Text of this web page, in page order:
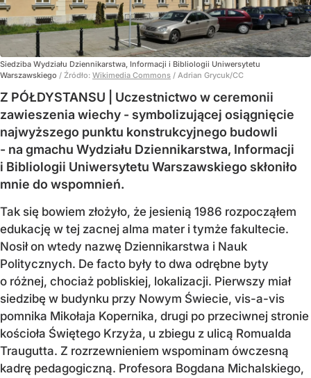
Siedziba Wydziału Dziennikarstwa, Informacji i Bibliologii Uniwersytetu
Warszawskiego / Źródło: Wikimedia Commons / Adrian Grycuk/CC
Z PÓŁDYSTANSU | Uczestnictwo w ceremonii
zawieszenia wiechy - symbolizującej osiągnięcie
najwyższego punktu konstrukcyjnego budowli
- na gmachu Wydziału Dziennikarstwa, Informacji
i Bibliologii Uniwersytetu Warszawskiego skłoniło
mnie do wspomnień.
Tak się bowiem złożyło, że jesienią 1986 rozpocząłem
edukację w tej zacnej alma mater i tymże fakultecie.
Nosił on wtedy nazwę Dziennikarstwa i Nauk
Politycznych. De facto były to dwa odrębne byty
o różnej, chociaż pobliskiej, lokalizacji. Pierwszy miał
siedzibę w budynku przy Nowym Świecie, vis-a-vis
pomnika Mikołaja Kopernika, drugi po przeciwnej stronie
kościoła Świętego Krzyża, u zbiegu z ulicą Romualda
Traugutta. Z rozrzewnieniem wspominam ówczesną
kadrę pedagogiczną. Profesora Bogdana Michalskiego,